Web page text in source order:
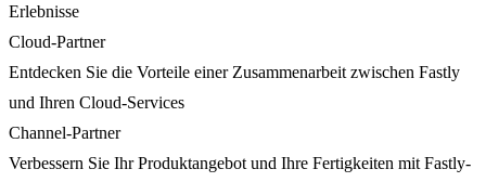
Erlebnisse
Cloud-Partner
Entdecken Sie die Vorteile einer Zusammenarbeit zwischen Fastly
und Ihren Cloud-Services
Channel-Partner
Verbessern Sie Ihr Produktangebot und Ihre Fertigkeiten mit Fastly-